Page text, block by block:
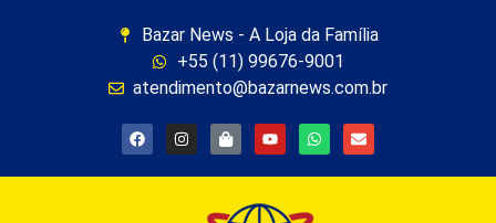
Bazar News - A Loja da Família
+55 (11) 99676-9001
atendimento@bazarnews.com.br